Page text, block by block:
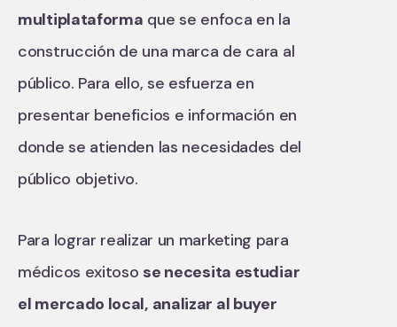
multiplataforma que se enfoca en la
construcción de una marca de cara al
público. Para ello, se esfuerza en
presentar beneficios e información en
donde se atienden las necesidades del
público objetivo.
Para lograr realizar un marketing para
médicos exitoso se necesita estudiar
el mercado local, analizar al buyer